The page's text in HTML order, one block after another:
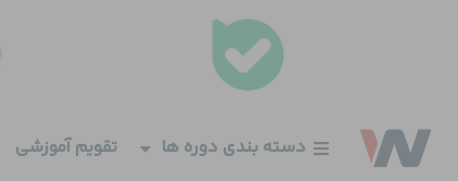
دسته بندی دوره ها تقویم آموزشی